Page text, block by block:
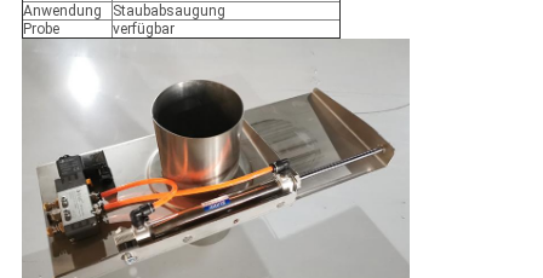
Anwendung
Staubabsaugung
Probe
verfügbar